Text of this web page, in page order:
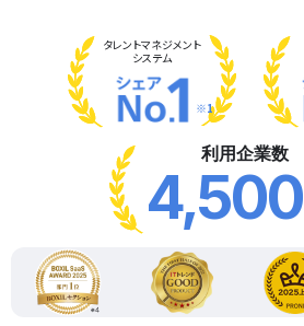
タレントマネジメント
システム
※1
利用企業数
4,500